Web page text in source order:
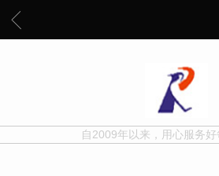
自2009年以来，用心服务